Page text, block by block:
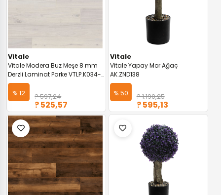
Vitale
Vitale Modera Buz Meşe 8 mm
Derzli Laminat Parke VTLP.K034-
UK
% 12 ? 597,24
? 525,57
Vitale
Vitale Yapay Mor Ağaç
AK.ZND138
% 50 ? 1.190,25
? 595,13